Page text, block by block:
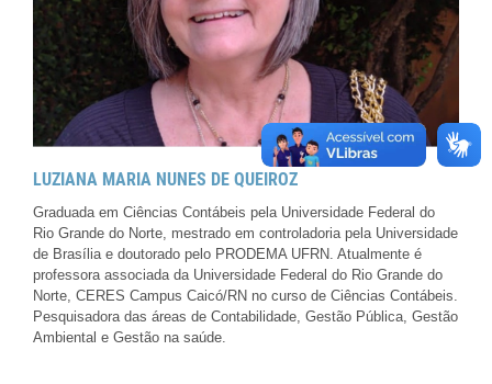
LUZIANA MARIA NUNES DE QUEIROZ
Graduada em Ciências Contábeis pela Universidade Federal do
Rio Grande do Norte, mestrado em controladoria pela Universidade
de Brasília e doutorado pelo PRODEMA UFRN. Atualmente é
professora associada da Universidade Federal do Rio Grande do
Norte, CERES Campus Caicó/RN no curso de Ciências Contábeis.
Pesquisadora das áreas de Contabilidade, Gestão Pública, Gestão
Ambiental e Gestão na saúde.